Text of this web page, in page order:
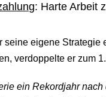
: Harte Arbeit
seine eigene
verdoppelte er zum
ein Rekordjahr